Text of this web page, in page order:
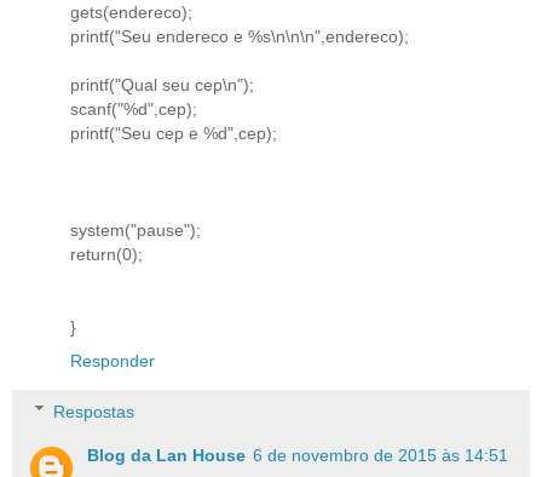
gets(endereco);
printf("Seu endereco e %s\n\n\n",endereco);
printf("Qual seu cep\n");
scanf("%d",cep);
printf("Seu cep e %d",cep);
system("pause");
return(0);
}
Responder
Respostas
Blog da Lan House 6 de novembro de 2015 às 14:51